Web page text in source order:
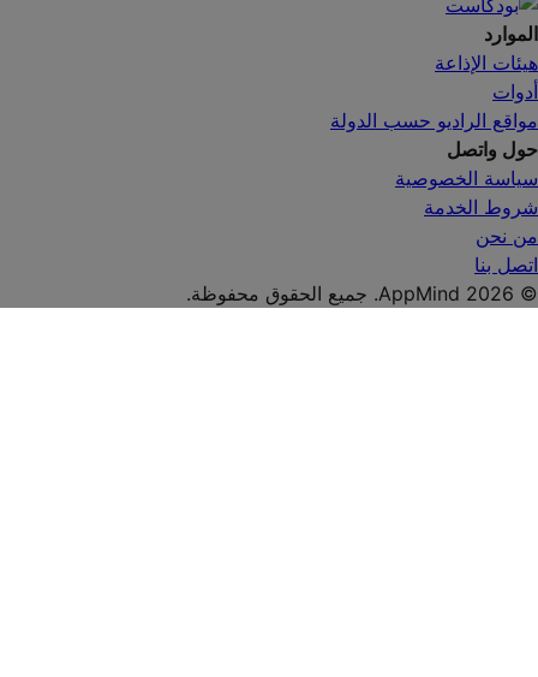
الموارد
هيئات الإذاعة
أدوات
مواقع الراديو حسب الدولة
حول واتصل
سياسة الخصوصية
شروط الخدمة
من نحن
اتصل بنا
© AppMind 2026. جميع الحقوق محفوظة.